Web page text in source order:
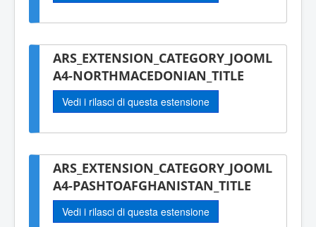
ARS_EXTENSION_CATEGORY_JOOML
A4-NORTHMACEDONIAN_TITLE
Vedi i rilasci di questa estensione
ARS_EXTENSION_CATEGORY_JOOML
A4-PASHTOAFGHANISTAN_TITLE
Vedi i rilasci di questa estensione